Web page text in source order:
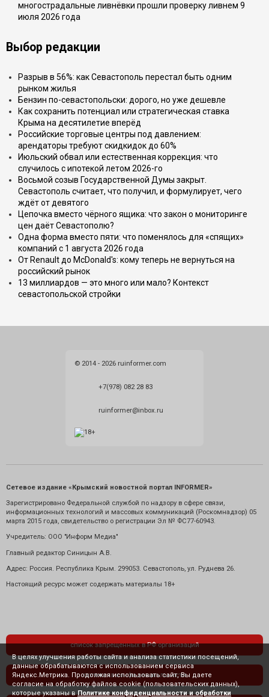
многострадальные ливнёвки прошли проверку ливнем 9
июля 2026 года
Выбор редакции
Разрыв в 56%: как Севастополь перестал быть одним
рынком жилья
Бензин по-севастопольски: дорого, но уже дешевле
Как сохранить потенциал или стратегическая ставка
Крыма на десятилетие вперёд
Российские торговые центры под давлением:
арендаторы требуют скидкидок до 60%
Июльский обвал или естественная коррекция: что
случилось с ипотекой летом 2026-го
Восьмой созыв Государственной Думы закрыт.
Севастополь считает, что получил, и формулирует, чего
ждёт от девятого
Цепочка вместо чёрного ящика: что закон о мониторинге
цен даёт Севастополю?
Одна форма вместо пяти: что поменялось для «спящих»
компаний с 1 августа 2026 года
От Renault до McDonald's: кому теперь не вернуться на
российский рынок
13 миллиардов — это много или мало? Контекст
севастопольской стройки
© 2014 - 2026 ruinformer.com
+7(978) 082 28 83
ruinformer@inbox.ru
Сетевое издание «Крымский новостной портал INFORMER»
Зарегистрировано Федеральной службой по надзору в сфере связи,
информационных технологий и массовых коммуникаций (Роскомнадзор) 05
марта 2015 года, свидетельство о регистрации Эл № ФС77-60943.
Учредитель: ООО "Информ Медиа"
Главный редактор Синицын А.В.
Адрес: Россия. Республика Крым. 299053. Севастополь, ул. Руднева 26.
Настоящий ресурс может содержать материалы 18+
список запрещенных в РФ организаций
политика конфиденциальности
В целях улучшения работы сайта и анализа статистики посещений,
данные обрабатываются с использованием сервиса
Яндекс.Метрика. Продолжая использовать сайт, Вы даете
согласие на обработку файлов cookie (пользовательских данных),
которые указаны в Политике конфиденциальности и обработки